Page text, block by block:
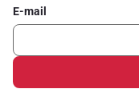
E-mail